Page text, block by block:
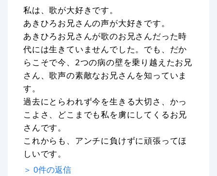
私は、歌が大好きです。
あきひろお兄さんの声が大好きです。
あきひろお兄さんが歌のお兄さんだった時
代には生きていませんでした。でも、だか
らこそで今、2つの病の壁を乗り越えたお兄
さん、歌声の素敵なお兄さんを知っていま
す。
過去にとらわれず今を生きる大切さ、かっ
こよさ、どこまでも私を虜にしてくるお兄
さんです。
これからも、アンチに負けずに頑張ってほ
しいです。
＞ 0件の返信